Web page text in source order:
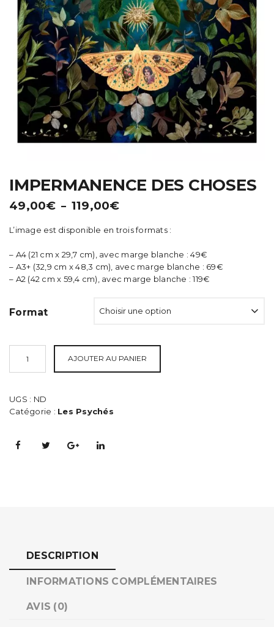
t
i
o
n
IMPERMANENCE DES CHOSES
49,00€ – 119,00€Plage
prix :
119,00€
L’image est disponible en trois formats :
– A4 (21 cm x 29,7 cm), avec marge blanche : 49€
– A3+ (32,9 cm x 48,3 cm), avec marge blanche : 69€
– A2 (42 cm x 59,4 cm), avec marge blanche : 119€
Format
AJOUTER AU PANIER
UGS : ND
Catégorie : Les Psychés
DESCRIPTION
INFORMATIONS COMPLÉMENTAIRES
AVIS (0)